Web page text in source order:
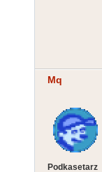
Mq
Podkasetarz